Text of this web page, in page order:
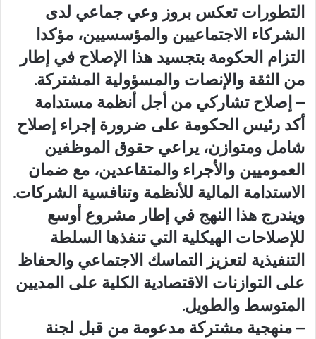
التطورات تعكس بروز وعي جماعي لدى
الشركاء الاجتماعيين والمؤسسيين، مؤكدا
التزام الحكومة بتجسيد هذا الإصلاح في إطار
من الثقة والإنصات والمسؤولية المشتركة.
– إصلاح تشاركي من أجل أنظمة مستدامة
أكد رئيس الحكومة على ضرورة إجراء إصلاح
شامل ومتوازن، يراعي حقوق الموظفين
العموميين والأجراء والمتقاعدين، مع ضمان
الاستدامة المالية للأنظمة وتنافسية الشركات.
ويندرج هذا النهج في إطار مشروع أوسع
للإصلاحات الهيكلية التي تنفذها السلطة
التنفيذية لتعزيز التماسك الاجتماعي والحفاظ
على التوازنات الاقتصادية الكلية على المديين
المتوسط والطويل.
– منهجية مشتركة مدعومة من قبل لجنة